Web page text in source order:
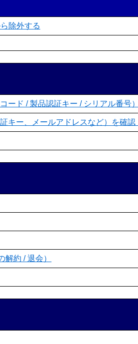
除外する
ード / 製品認証キー / シリアル番号
キー、メールアドレスなど）を確認
約 / 退会）